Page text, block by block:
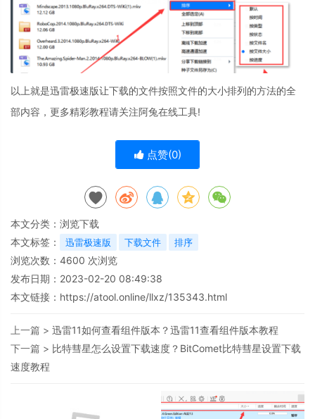
以上就是迅雷极速版让下载的文件按照文件的大小排列的方法的全
部内容，更多精彩教程请关注阿兔在线工具!
点赞(0)
本文分类： 浏览下载
本文标签：
迅雷极速版 下载文件 排序
浏览次数： 4600 次浏览
发布日期：2023-02-20 08:49:38
本文链接： https://atool.online/llxz/135343.html
上一篇 > 迅雷11如何查看组件版本？迅雷11查看组件版本教程
下一篇 > 比特彗星怎么设置下载速度？BitComet比特彗星设置下载
速度教程